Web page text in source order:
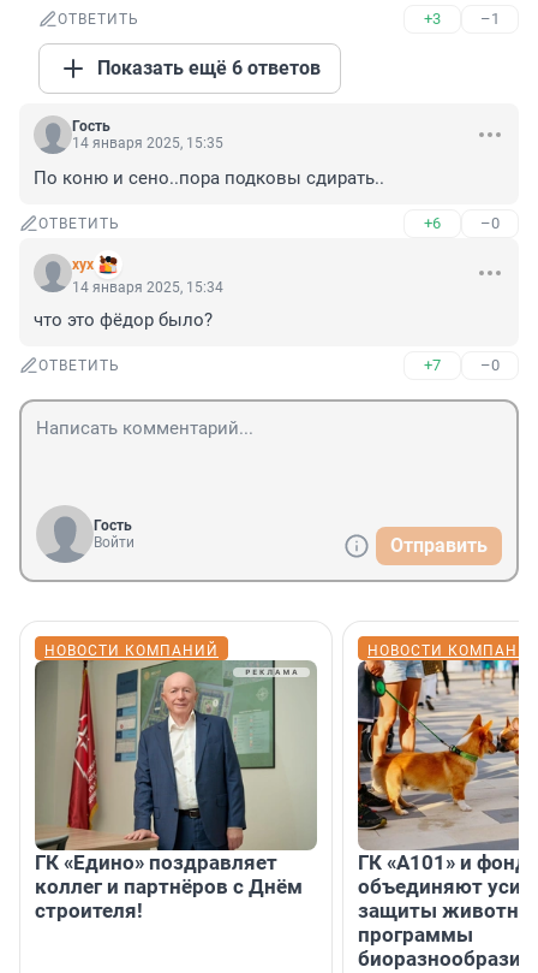
ОТВЕТИТЬ +3 –1
Показать ещё 6 ответов
Гость
14 января 2025, 15:35
По коню и сено..пора подковы сдирать..
ОТВЕТИТЬ +6 –0
хух
14 января 2025, 15:34
что это фёдор было?
ОТВЕТИТЬ +7 –0
Гость
Войти
Отправить
НОВОСТИ КОМПАНИЙ
ГК «Едино» поздравляет
коллег и партнёров с Днём
строителя!
НОВОСТИ
ГК «А101» и фонд
объединяют
защиты
программы
биоразнообразия